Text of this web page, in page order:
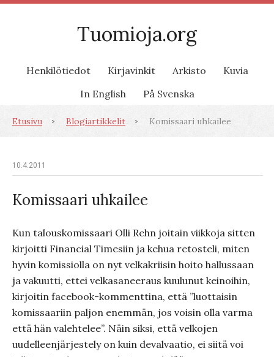
Tuomioja.org
Henkilötiedot Kirjavinkit Arkisto
Kuvia
In English
På Svenska
Etusivu Blogiartikkelit Komissaari uhkailee
10.4.2011
Komissaari uhkailee
Kun talouskomissaari Olli Rehn joitain viikkoja sitten
kirjoitti Financial Timesiin ja kehua retosteli, miten
hyvin komissiolla on nyt velkakriisin hoito hallussaan
ja vakuutti, ettei velkasaneeraus kuulunut keinoihin,
kirjoitin facebook-kommenttina, että ”luottaisin
komissaariin paljon enemmän, jos voisin olla varma
että hän valehtelee”. Näin siksi, että velkojen
uudelleenjärjestely on kuin devalvaatio, ei siitä voi